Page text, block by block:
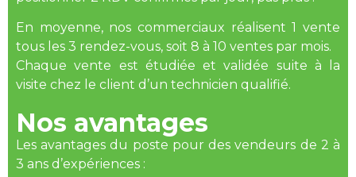
En moyenne, nos commerciaux réalisent 1 vente
tous les 3 rendez-vous, soit 8 à 10 ventes par mois.
Chaque vente est étudiée et validée suite à la
visite chez le client d’un technicien qualifié.
Nos avantages
Les avantages du poste pour des vendeurs de 2 à
3 ans d’expériences :